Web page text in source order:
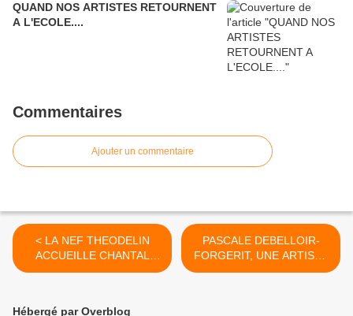
QUAND NOS ARTISTES RETOURNENT
A L'ECOLE....
Commentaires
Ajouter un commentaire
< LA NEF THEODELIN
ACCUEILLE CHANTAL
FRAIGNEAU... août 2009
PASCALE DEBELLOIR-
FORGERIT, UNE ARTISTE
SINGULIERE... >
Hébergé par Overblog